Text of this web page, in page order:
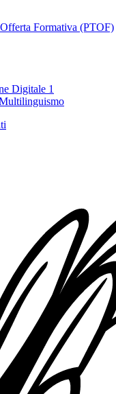
Formativa (PTOF)
Digitale 1